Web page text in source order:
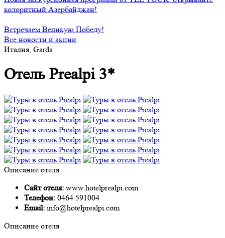
колоритный Азербайджан!
Встречаем Великую Победу!
Все новости и акции
Италия, Garda
Отель Prealpi 3*
Описание отеля
Сайт отеля: www.hotelprealpi.com
Телефон: 0464 591004
Email: info@hotelprealpi.com
Описание отеля